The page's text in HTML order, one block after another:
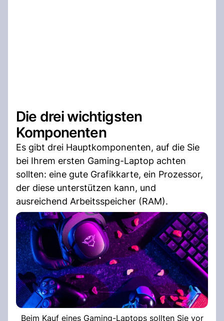
Die drei wichtigsten
Komponenten
Es gibt drei Hauptkomponenten, auf die Sie
bei Ihrem ersten Gaming-Laptop achten
sollten: eine gute Grafikkarte, ein Prozessor,
der diese unterstützen kann, und
ausreichend Arbeitsspeicher (RAM).
Beim Kauf eines Gaming-Laptops sollten Sie vor